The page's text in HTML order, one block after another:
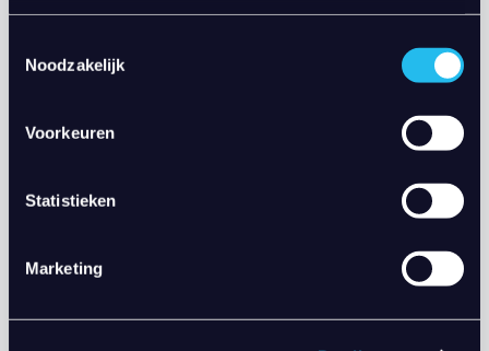
Noodzakelijk
Voorkeuren
Statistieken
Marketing
Producten
Categorie